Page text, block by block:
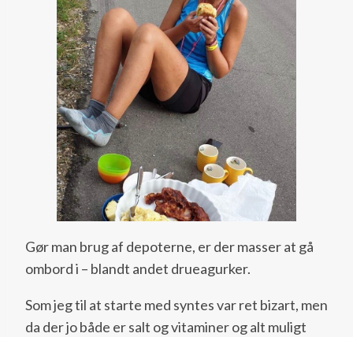
Gør man brug af depoterne, er der masser at gå
ombord i – blandt andet drueagurker.
Som jeg til at starte med syntes var ret bizart, men
da der jo både er salt og vitaminer og alt muligt